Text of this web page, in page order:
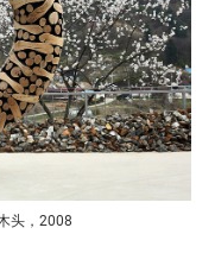
头，2008